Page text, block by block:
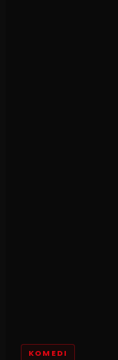
KOMEDI